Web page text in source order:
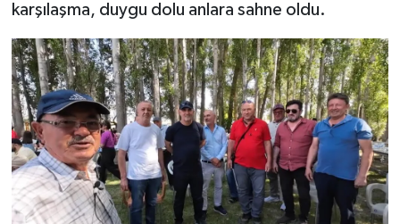
karşılaşma, duygu dolu anlara sahne oldu.